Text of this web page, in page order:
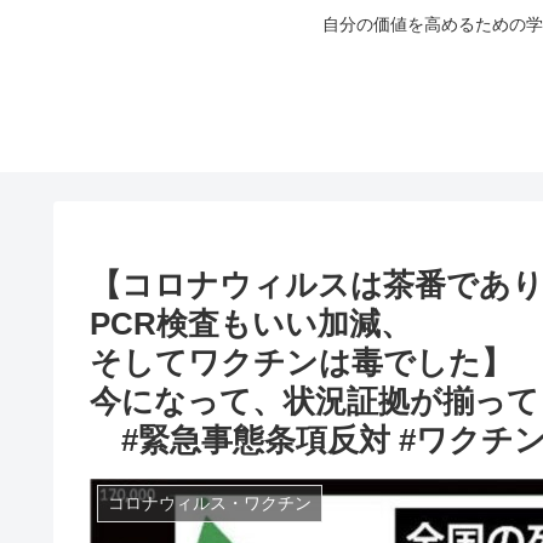
自分の価値を高めるための
【コロナウィルスは茶番であ
PCR検査もいい加減、
そしてワクチンは毒でした】
今になって、状況証拠が揃っ
#緊急事態条項反対 #ワクチ
コロナウィルス・ワクチン